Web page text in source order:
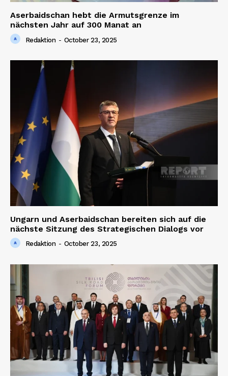
Aserbaidschan hebt die Armutsgrenze im
nächsten Jahr auf 300 Manat an
Redaktion - October 23, 2025
Ungarn und Aserbaidschan bereiten sich auf die
nächste Sitzung des Strategischen Dialogs vor
Redaktion - October 23, 2025